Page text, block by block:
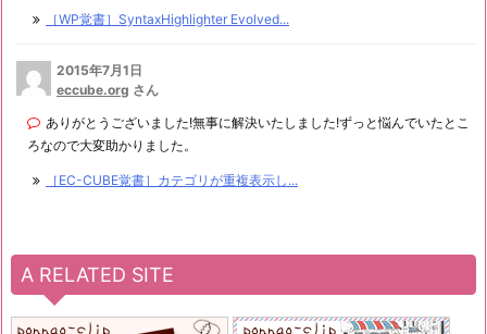
［WP覚書］SyntaxHighlighter Evolved...
2015年7月1日
eccube.org さん
ありがとうございました!無事に解決いたしました!ずっと悩んでいたとこ
ろなので大変助かりました。
［EC-CUBE覚書］カテゴリが重複表示し...
A RELATED SITE